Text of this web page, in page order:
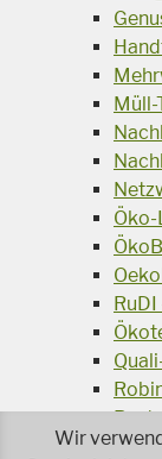
Müll-
Öko-
Wir